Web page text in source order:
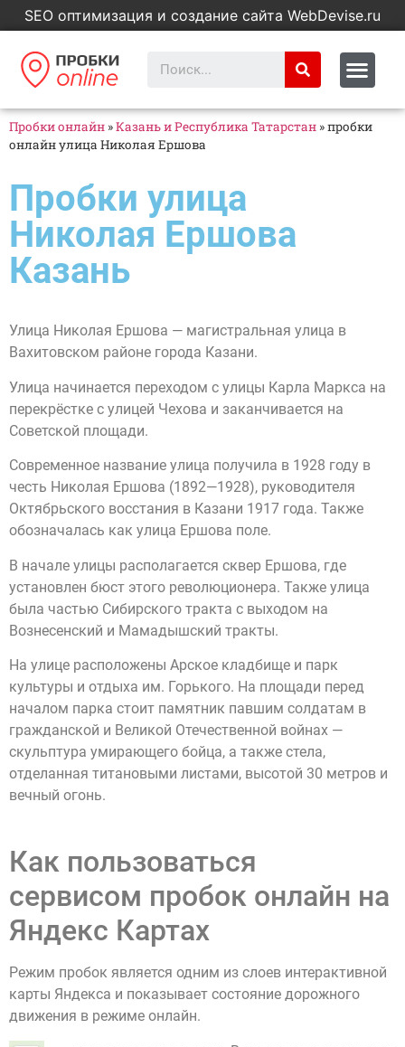
SEO оптимизация и создание сайта WebDevise.ru
Пробки онлайн »Казань и Республика Татарстан »пробки
онлайн улица Николая Ершова
Пробки улица
Николая Ершова
Казань
Улица Николая Ершова — магистральная улица в
Вахитовском районе города Казани.
Улица начинается переходом с улицы Карла Маркса на
перекрёстке с улицей Чехова и заканчивается на
Советской площади.
Современное название улица получила в 1928 году в
честь Николая Ершова (1892—1928), руководителя
Октябрьского восстания в Казани 1917 года. Также
обозначалась как улица Ершова поле.
В начале улицы располагается сквер Ершова, где
установлен бюст этого революционера. Также улица
была частью Сибирского тракта с выходом на
Вознесенский и Мамадышский тракты.
На улице расположены Арское кладбище и парк
культуры и отдыха им. Горького. На площади перед
началом парка стоит памятник павшим солдатам в
гражданской и Великой Отечественной войнах —
скульптура умирающего бойца, а также стела,
отделанная титановыми листами, высотой 30 метров и
вечный огонь.
Как пользоваться
сервисом пробок онлайн на
Яндекс Картах
Режим пробок является одним из слоев интерактивной
карты Яндекса и показывает состояние дорожного
движения в режиме онлайн.